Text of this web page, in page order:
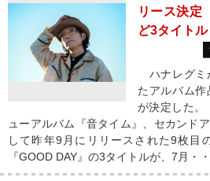
リース決
ど3タイトル
ハナレグミ
たアルバム
が決定した
ューアルバム『音タイム』、セカンド
して昨年9月にリリースされた9枚目
『GOOD DAY』の3タイトルが、7月・・